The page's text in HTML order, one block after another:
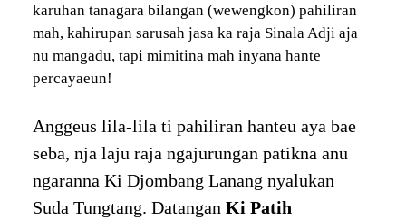
karuhan tanagara bilangan (wewengkon) pahiliran
mah, kahirupan sarusah jasa ka raja Sinala Adji aja
nu mangadu, tapi mimitina mah inyana hante
percayaeun!
Anggeus lila-lila ti pahiliran hanteu aya bae
seba, nja laju raja ngajurungan patikna anu
ngaranna Ki Djombang Lanang nyalukan
Suda Tungtang. Datangan Ki Patih